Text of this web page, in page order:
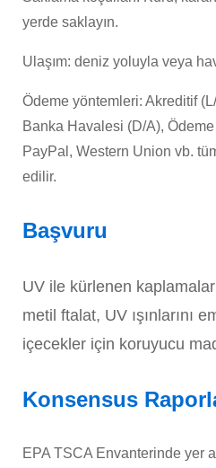
yerde saklayın.
Ulaşım: deniz yoluyla veya
Ödeme yöntemleri: Akreditif
Banka Havalesi (D/A),
PayPal, Western Union vb.
edilir.
Başvuru
UV ile kürlenen
metil ftalat, UV ışınlarını
içecekler için koruyucu
Konsensus
EPA TSCA Envanterinde yer